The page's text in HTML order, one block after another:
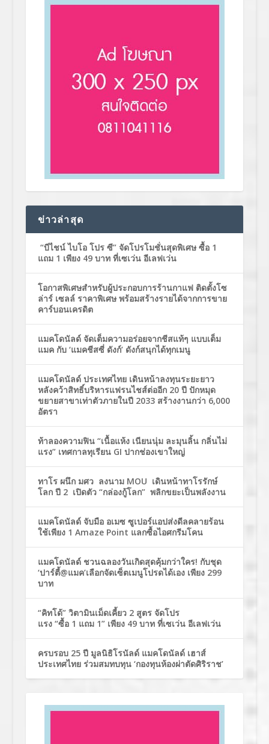
ข่าวล่าสุด
“บีไชน์ ไบโอ โปร ซี” จัดโปรโมชั่นสุดพิเศษ ซื้อ 1
แถม 1 เพียง 49 บาท ที่เซเว่น อีเลฟเว่น
โอกาสพิเศษสำหรับผู้ประกอบการร้านกาแฟ ติดตั้งโซ
ล่าร์ เซลล์ ราคาพิเศษ พร้อมสร้างรายได้จากการขาย
คาร์บอนเครดิต
แมคโดนัลด์ จัดเต็มความอร่อยจากชีสแท้ๆ แบบเต็ม
แมค กับ ‘แมคชีสซี่ ดังก์’ ดังก์สนุกได้ทุกเมนู
แมคโดนัลด์ ประเทศไทย เดินหน้าลงทุนระยะยาว
หลังคว้าสิทธิ์บริหารแฟรนไชส์ต่ออีก 20 ปี ปักหมุด
ขยายสาขาเท่าตัวภายในปี 2033 สร้างงานกว่า 6,000
อัตรา
ท้าลองความฟิน “เนื้อแห้ง เนียนนุ่ม ละมุนลิ้น กลิ่นไม่
แรง” เทศกาลทุเรียน GI ปากช่องเขาใหญ่
ทาโร ผนึก มศว ลงนาม MOU เดินหน้าทาโรรักษ์
โลก ปี 2 เปิดตัว “กล่องกู้โลก” พลิกขยะเป็นพลังงาน
แมคโดนัลด์ จับมือ อเมซ ซูเปอร์แอปส่งดีลคลายร้อน
ใช้เพียง 1 Amaze Point แลกซื้อไอศกรีมโคน
แมคโดนัลด์ ชวนฉลองวันเกิดสุดคุ้มกว่าใคร! กับชุด
‘ปาร์ตี้@แมค’เลือกจัดเซ็ตเมนูโปรดได้เอง เพียง 299
บาท
“คิทโด้” วิตามินเม็ดเคี้ยว 2 สูตร จัดโปร
แรง “ซื้อ 1 แถม 1” เพียง 49 บาท ที่เซเว่น อีเลฟเว่น
ครบรอบ 25 ปี มูลนิธิโรนัลด์ แมคโดนัลด์ เฮาส์
ประเทศไทย ร่วมสมทบทุน ‘กองทุนห้องผ่าตัดศิริราช’